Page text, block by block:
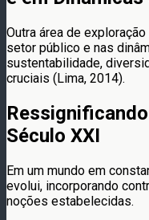
Outra área de
setor público e nas
sustentabilidade,
cruciais (Lima, 2014).
Século XXI
Em um mundo em
evolui, incorporando
noções estabelecidas.